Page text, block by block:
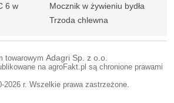
6 w
Mocznik w żywieniu bydła
Trzoda chlewna
towarowym Adagri Sp. z o.o.
na agroFakt.pl są chronione prawami
r. Wszelkie prawa zastrzeżone.